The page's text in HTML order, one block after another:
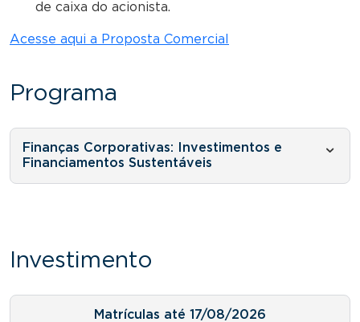
de caixa do acionista.
Acesse aqui a Proposta Comercial
Programa
Finanças Corporativas: Investimentos e
Financiamentos Sustentáveis
Investimento
Matrículas até 17/08/2026